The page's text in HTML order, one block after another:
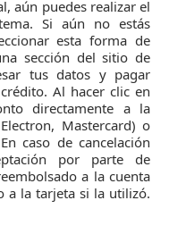
aún puedes realizar el
Si aún no estás
esta forma de
sección del sitio de
tus datos y pagar
Al hacer clic en
directamente a la
Mastercard) o
caso de cancelación
por parte de
a la cuenta
a la tarjeta si la utilizó.